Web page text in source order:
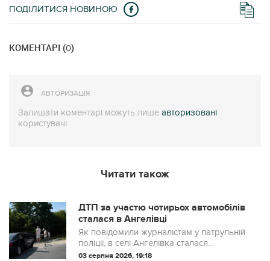
ПОДІЛИТИСЯ НОВИНОЮ
КОМЕНТАРІ (0)
АВТОРИЗАЦІЯ
Залишати коментарі можуть лише авторизовані
користувачі
Читати також
ДТП за участю чотирьох автомобілів
сталася в Ангелівці
Як повідомили журналістам у патрульній
поліції, в селі Ангелівка сталася
дорожньо-транспортна пригода без
03 серпня 2026, 19:18